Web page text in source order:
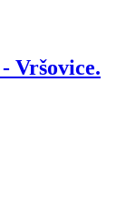
Vršovice.